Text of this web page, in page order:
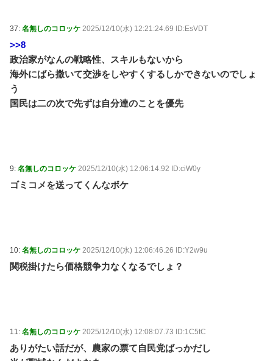
37: 名無しのコロッケ 2025/12/10(水) 12:21:24.69 ID:EsVDT
>>8
政治家がなんの戦略性、スキルもないから
海外にばら撒いて交渉をしやすくするしかできないのでしょ
う
国民は二の次で先ずは自分達のことを優先
9: 名無しのコロッケ 2025/12/10(水) 12:06:14.92 ID:ciW0y
ゴミコメを送ってくんなボケ
10: 名無しのコロッケ 2025/12/10(水) 12:06:46.26 ID:Y2w9u
関税掛けたら価格競争力なくなるでしょ？
11: 名無しのコロッケ 2025/12/10(水) 12:08:07.73 ID:1C5tC
ありがたい話だが、農家の票て自民党ばっかだし